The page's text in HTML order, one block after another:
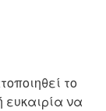
το
ευκαιρία να